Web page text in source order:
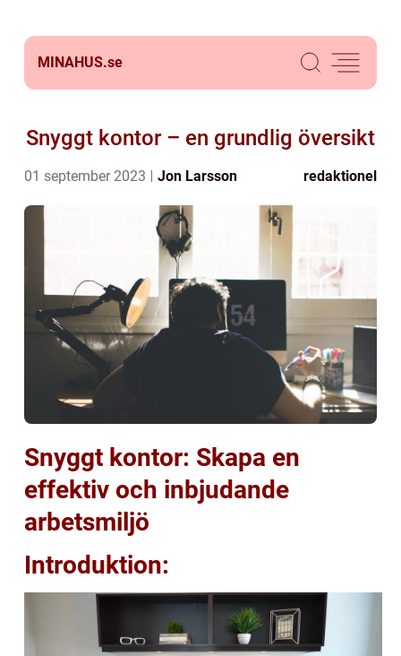
MINAHUS.se
Snyggt kontor – en grundlig översikt
01 september 2023 Jon Larsson redaktionel
Snyggt kontor: Skapa en
effektiv och inbjudande
arbetsmiljö
Introduktion: